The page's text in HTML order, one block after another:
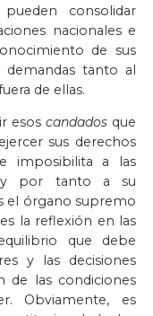
consolidar
nacionales e
de sus
demandas tanto al
de ellas.
esoscandados que
sus derechos
imposibilita a las
y por tanto a su
el órgano supremo
la reflexión en las
que debe
y las decisiones
de las condiciones
Obviamente, es